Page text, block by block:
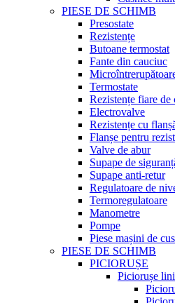
PIESE DE SCHIMB
Presostate
Rezistențe
Butoane termostat
Fante din cauciuc
Termostate
Rezistențe fiare de
Electrovalve
Rezistențe cu
Flanșe pentru
Valve de abur
Supape de
Supape anti-retur
Regulatoare de
Termoregulatoare
Manometre
Pompe
Piese mașini de
PIESE DE SCHIMB
PICIORUȘE
Piciorușe